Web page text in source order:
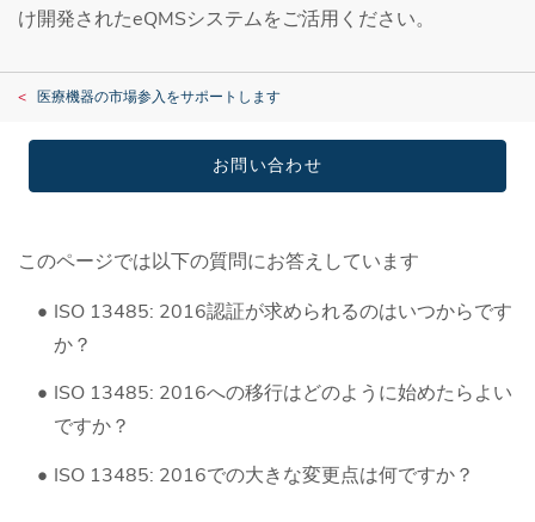
け開発されたeQMSシステムをご活用ください。
医療機器の市場参入をサポートします
お問い合わせ
このページでは以下の質問にお答えしています
ISO 13485: 2016認証が求められるのはいつからです
か？
ISO 13485: 2016への移行はどのように始めたらよい
ですか？
ISO 13485: 2016での大きな変更点は何ですか？